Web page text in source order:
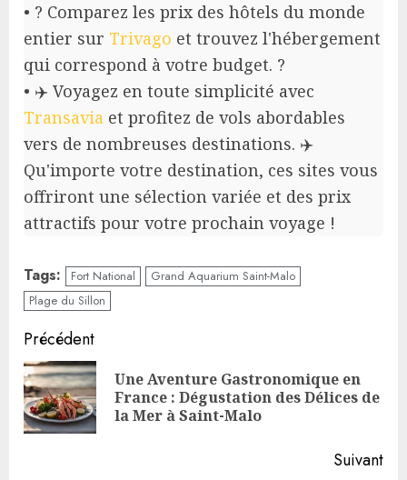
• ? Comparez les prix des hôtels du monde
entier sur Trivago et trouvez l'hébergement
qui correspond à votre budget. ?
• ✈️ Voyagez en toute simplicité avec
Transavia et profitez de vols abordables
vers de nombreuses destinations. ✈️
Qu'importe votre destination, ces sites vous
offriront une sélection variée et des prix
attractifs pour votre prochain voyage !
Tags: Fort National
Grand Aquarium Saint-Malo
Plage du Sillon
Continue
Reading
Précédent
Une Aventure Gastronomique en
France : Dégustation des Délices de
la Mer à Saint-Malo
Suivant